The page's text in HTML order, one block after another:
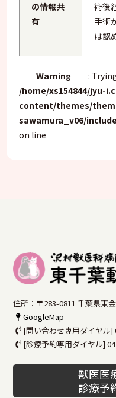
の情報共
有
術後
手術
は認
Warning
:
/home/xs154844/jyu-
content/themes/
sawamura_v06/
on line
住所：〒283-0811 千葉県東
GoogleMap
[問い合わせ専用ダイヤル]
[診療予約専用ダイヤル]
獣医医
診療予